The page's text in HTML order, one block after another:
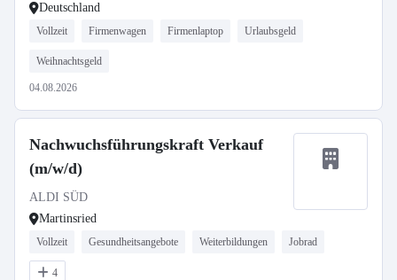
Deutschland
Vollzeit Firmenwagen Firmenlaptop Urlaubsgeld
Weihnachtsgeld
04.08.2026
Nachwuchsführungskraft Verkauf
(m/w/d)
ALDI SÜD
Martinsried
Vollzeit Gesundheitsangebote Weiterbildungen Jobrad
4